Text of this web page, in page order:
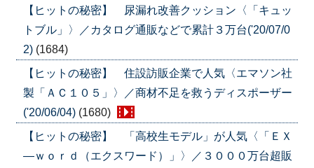
【ヒットの秘密】 尿漏れ改善クッション〈「キュッ
トブル」〉／カタログ通販などで累計３万台('20/07/0
2) (1684)
【ヒットの秘密】 住設訪販企業で人気〈エマソン社
製「ＡＣ１０５」〉／商材不足を救うディスポーザー
('20/06/04) (1680)
【ヒットの秘密】 「高校生モデル」が人気〈「ＥＸ
―ｗｏｒｄ（エクスワード）」〉／３０００万台超販